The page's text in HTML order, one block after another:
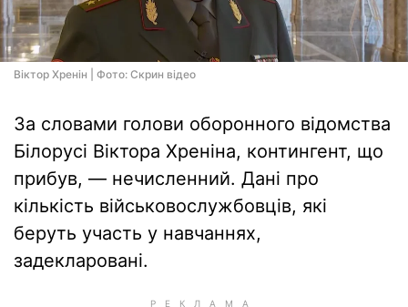
Віктор Хренін | Фото: Скрин відео
За словами голови оборонного відомства
Білорусі Віктора Хреніна, контингент, що
прибув, — нечисленний. Дані про
кількість військовослужбовців, які
беруть участь у навчаннях,
задекларовані.